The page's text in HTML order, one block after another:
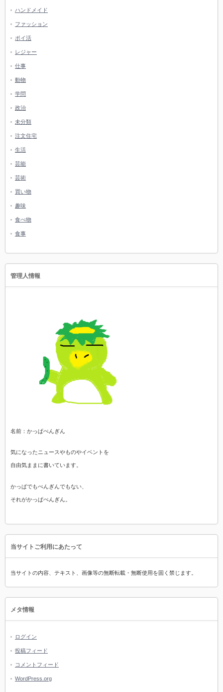
ハンドメイド
ファッション
ポイ活
レジャー
仕事
動物
学問
政治
未分類
注文住宅
生活
芸能
芸術
買い物
趣味
食べ物
食事
管理人情報
名前：かっぱぺんぎん
気になったニュースやものやイベントを
自由気ままに書いています。
かっぱでもぺんぎんでもない、
それがかっぱぺんぎん。
当サイトご利用にあたって
当サイトの内容、テキスト、画像等の無断転載・無断使用を固く禁じます。
メタ情報
ログイン
投稿フィード
コメントフィード
WordPress.org